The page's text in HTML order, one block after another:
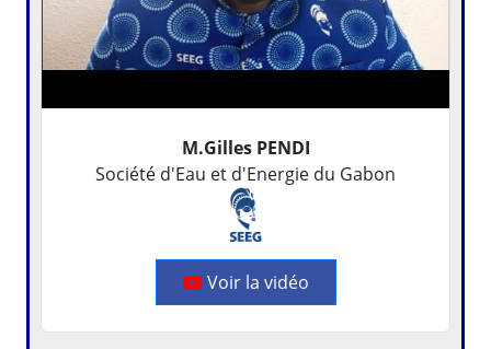
M.Gilles PENDI
Société d'Eau et d'Energie du Gabon
Voir la vidéo